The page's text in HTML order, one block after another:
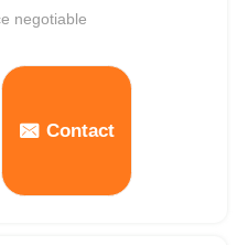
de maille
negotiable
Contact